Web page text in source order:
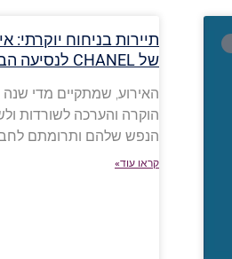
תיירות בניחוח
של CHANEL לנסיעה הבאה שלכם?
האירוע, שמתקיים מדי שנה
הוקרה והערכה לשורדות
הנפש שלהם ותרומתם
קראו עוד»